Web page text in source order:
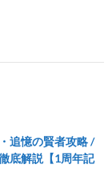
追憶の賢者攻略 /
底解説【1周年記